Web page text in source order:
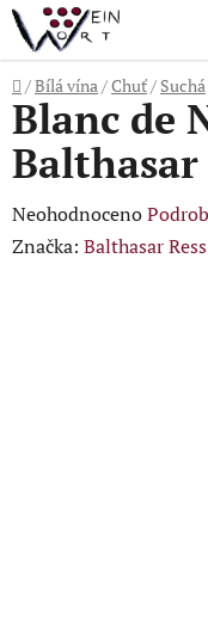
Přejít
na
obsah
Domů
/Bílá vína/Chuť/ Suchá
Blanc de
Balthasar
Průměrné
hodnocení
Neohodnoceno
Značka: Balthasar Ress